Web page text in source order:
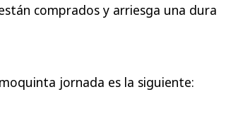
comprados y arriesga una dura
jornada es la siguiente: